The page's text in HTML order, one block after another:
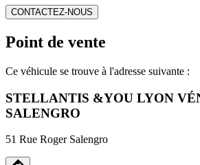
CONTACTEZ-NOUS
Point de vente
Ce véhicule se trouve à l'adresse suivante :
STELLANTIS &YOU LYON
SALENGRO
51 Rue Roger Salengro